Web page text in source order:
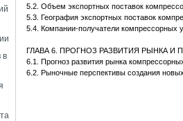
в
5.2. Объем экспортных поставок
5.3. География экспортных поставок
5.4. Компании-получатели компрессорных
ГЛАВА 6. ПРОГНОЗ РАЗВИТИЯ РЫНКА
6.1. Прогноз развития рынка
6.2. Рыночные перспективы создания